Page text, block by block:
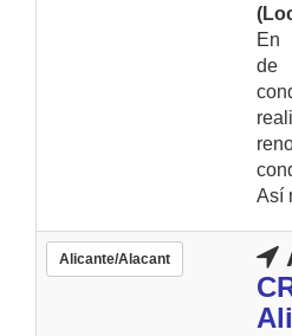
En
de
Así
Alicante/Alacant